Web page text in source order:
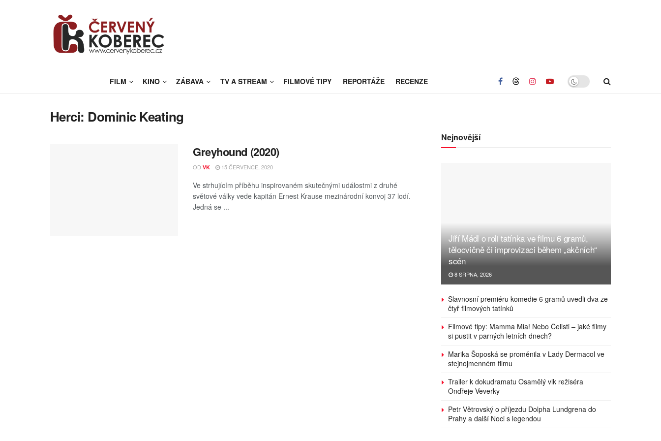
FILM KINO ZÁBAVA TV A STREAM FILMOVÉ TIPY REPORTÁŽE RECENZE
Herci: Dominic Keating
Greyhound (2020)
OD VK 15 ČERVENCE, 2020
Ve strhujícím příběhu inspirovaném skutečnými událostmi z druhé
světové války vede kapitán Ernest Krause mezinárodní konvoj 37 lodí.
Jedná se ...
Nejnovější
Jiří Mádl o roli tatínka ve filmu 6 gramů,
tělocvičně či improvizaci během „akčních“
scén
8 SRPNA, 2026
Slavnosní premiéru komedie 6 gramů uvedli dva ze
čtyř filmových tatínků
Filmové tipy: Mamma Mia! Nebo Čelisti – jaké filmy
si pustit v parných letních dnech?
Marika Šoposká se proměnila v Lady Dermacol ve
stejnojmenném filmu
Trailer k dokudramatu Osamělý vlk režiséra
Ondřeje Veverky
Petr Větrovský o příjezdu Dolpha Lundgrena do
Prahy a další Noci s legendou